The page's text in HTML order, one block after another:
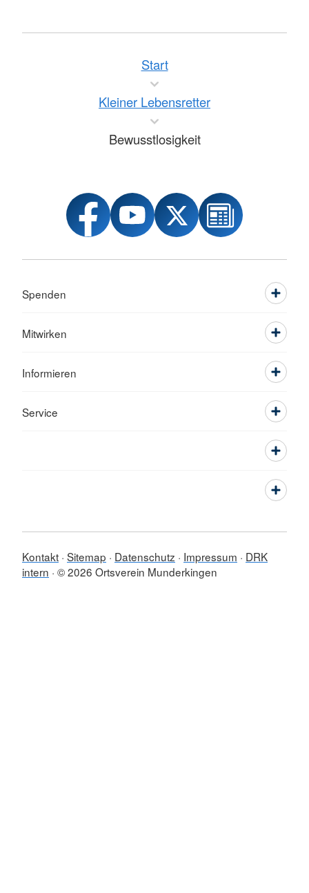
Start
Kleiner Lebensretter
Bewusstlosigkeit
Spenden
Mitwirken
Informieren
Service
Kontakt Sitemap Datenschutz Impressum
DRK
intern © 2026 Ortsverein Munderkingen